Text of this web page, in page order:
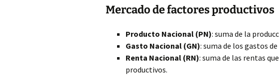
Mercado de factores productivos
Producto Nacional (PN): suma de la
Gasto Nacional (GN): suma de los gastos
Renta Nacional (RN): suma de las rentas
productivos.